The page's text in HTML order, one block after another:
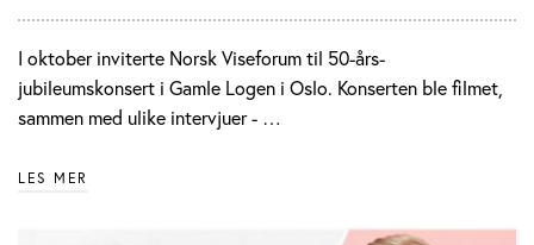
I oktober inviterte Norsk Viseforum til 50-års-
jubileumskonsert i Gamle Logen i Oslo. Konserten ble filmet,
sammen med ulike intervjuer - …
LES MER